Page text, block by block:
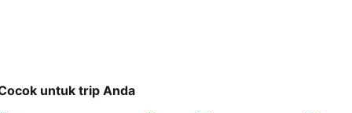
untuk trip Anda